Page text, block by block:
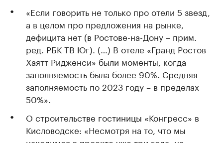
«Если говорить не только про отели 5 звезд,
а в целом про предложения на рынке,
дефицита нет (в Ростове-на-Дону – прим.
ред. РБК ТВ Юг). (…) В отеле «Гранд Ростов
Хаятт Ридженси» были моменты, когда
заполняемость была более 90%. Средняя
заполняемость по 2023 году – в пределах
50%».
О строительстве гостиницы «Конгресс» в
Кисловодске: «Несмотря на то, что мы